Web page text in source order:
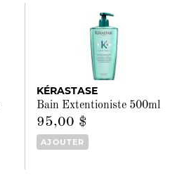
KÉRASTASE
Bain Extentioniste 500ml
95,00 $
AJOUTER